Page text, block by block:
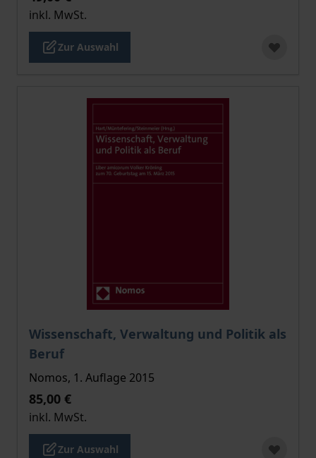
inkl. MwSt.
Zur Auswahl
Wissenschaft, Verwaltung und Politik als
Beruf
Der Preis dieses Titels richtet sich nach der
Nomos, 1. Auflage 2015
85,00 €
inkl. MwSt.
Zur Auswahl